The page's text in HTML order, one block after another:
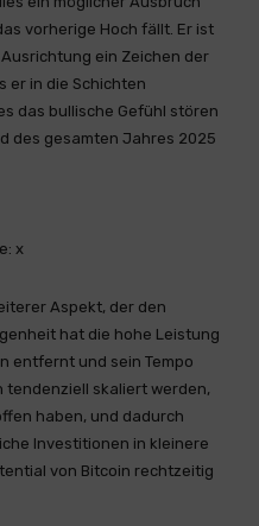
vorherige Hoch fällt. Er ist
ein Zeichen der
er in die Schichten
das bullische Gefühl stören
des gesamten Jahres 2025
x
Aspekt, der den
hat die hohe Leistung
entfernt und sein Tempo
tendenziell skaliert werden,
haben, und dadurch
Investitionen in kleinere
von Bitcoin rechtzeitig